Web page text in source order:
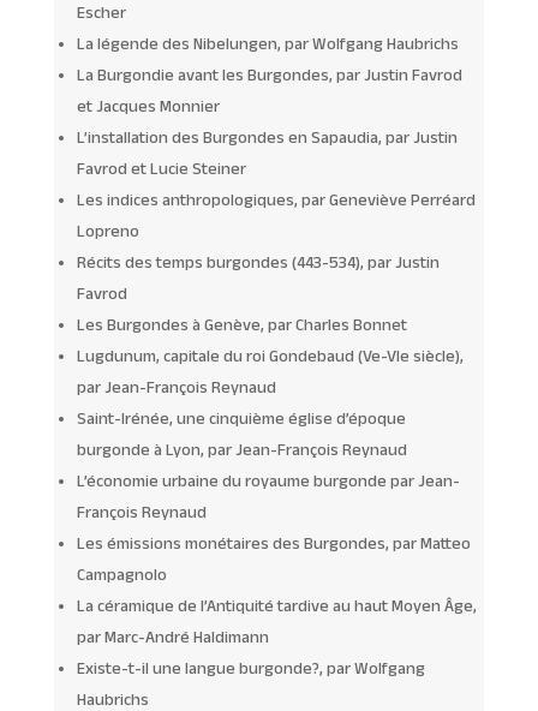
Escher
La légende des Nibelungen, par Wolfgang Haubrichs
La Burgondie avant les Burgondes, par Justin Favrod
et Jacques Monnier
L’installation des Burgondes en Sapaudia, par Justin
Favrod et Lucie Steiner
Les indices anthropologiques, par Geneviève Perréard
Lopreno
Récits des temps burgondes (443-534), par Justin
Favrod
Les Burgondes à Genève, par Charles Bonnet
Lugdunum, capitale du roi Gondebaud (Ve-VIe siècle),
par Jean-François Reynaud
Saint-Irénée, une cinquième église d’époque
burgonde à Lyon, par Jean-François Reynaud
L’économie urbaine du royaume burgonde par Jean-
François Reynaud
Les émissions monétaires des Burgondes, par Matteo
Campagnolo
La céramique de l’Antiquité tardive au haut Moyen Âge,
par Marc-André Haldimann
Existe-t-il une langue burgonde?, par Wolfgang
Haubrichs